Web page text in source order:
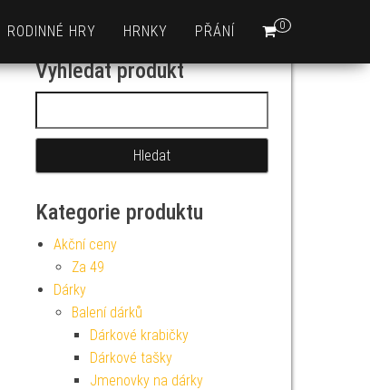
0
RODINNÉ HRY HRNKY PŘÁNÍ
Vyhledat produkt
Kategorie produktu
Akční ceny
Za 49
Dárky
Balení dárků
Dárkové krabičky
Dárkové tašky
Jmenovky na dárky